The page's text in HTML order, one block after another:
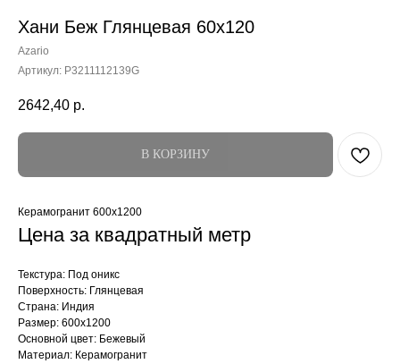
Хани Беж Глянцевая 60x120
Azario
Артикул: P3211112139G
2642,40 р.
В КОРЗИНУ
Керамогранит 600x1200
Цена за квадратный метр
Текстура: Под оникс
Поверхность: Глянцевая
Страна: Индия
Размер: 600x1200
Основной цвет: Бежевый
Материал: Керамогранит